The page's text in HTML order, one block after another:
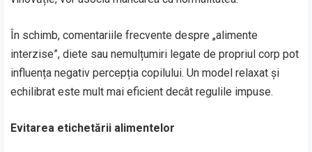
În schimb, comentariile frecvente despre „alimente
interzise”, diete sau nemulțumiri legate de propriul corp pot
influența negativ percepția copilului. Un model relaxat și
echilibrat este mult mai eficient decât regulile impuse.
Evitarea etichetării alimentelor